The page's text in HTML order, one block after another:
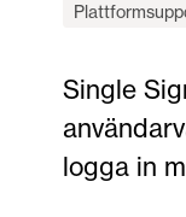
Single
logga in